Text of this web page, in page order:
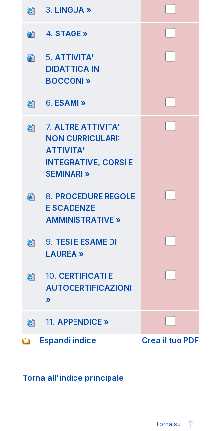
3. LINGUA »
4. STAGE »
5. ATTIVITA'
DIDATTICA IN
BOCCONI »
6. ESAMI »
7. ALTRE ATTIVITA'
NON CURRICULARI:
ATTIVITA'
INTEGRATIVE, CORSI E
SEMINARI »
8. PROCEDURE REGOLE
E SCADENZE
AMMINISTRATIVE »
9. TESI E ESAME DI
LAUREA »
10. CERTIFICATI E
AUTOCERTIFICAZIONI
»
11. APPENDICE »
Espandi indice
Crea il tuo PDF
Torna all'indice principale
Torna su